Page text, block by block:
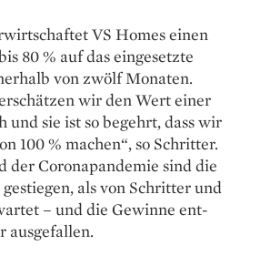
VS Homes einen
80 % auf das eingesetzte
von zwölf Monaten.
wir den Wert einer
und sie ist so begehrt, dass wir
100 % machen“, so Schritter.
der Coronapandemie sind die
als von Schritter und
– und die Gewinne ent­
ausgefallen.